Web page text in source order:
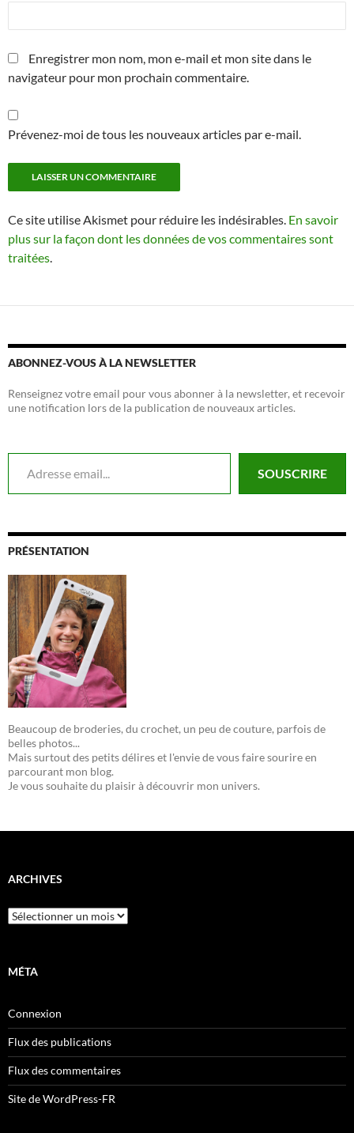
Enregistrer mon nom, mon e-mail et mon site dans le
navigateur pour mon prochain commentaire.
Prévenez-moi de tous les nouveaux articles par e-mail.
Ce site utilise Akismet pour réduire les indésirables. En savoir
plus sur la façon dont les données de vos commentaires sont
traitées.
ABONNEZ-VOUS À LA NEWSLETTER
Renseignez votre email pour vous abonner à la newsletter, et recevoir
une notification lors de la publication de nouveaux articles.
Adresse email...
SOUSCRIRE
PRÉSENTATION
Beaucoup de broderies, du crochet, un peu de couture, parfois de
belles photos...
Mais surtout des petits délires et l'envie de vous faire sourire en
parcourant mon blog.
Je vous souhaite du plaisir à découvrir mon univers.
ARCHIVES
Archives
MÉTA
Connexion
Flux des publications
Flux des commentaires
Site de WordPress-FR